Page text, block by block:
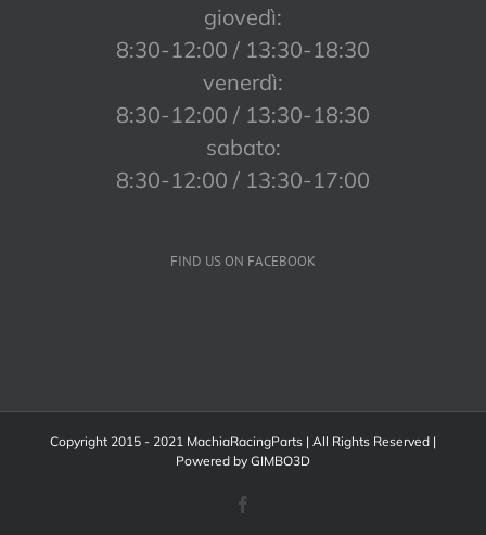
giovedì:
8:30-12:00 / 13:30-18:30
venerdì:
8:30-12:00 / 13:30-18:30
sabato:
8:30-12:00 / 13:30-17:00
FIND US ON FACEBOOK
Copyright 2015 - 2021 MachiaRacingParts | All Rights Reserved |
Powered by GIMBO3D